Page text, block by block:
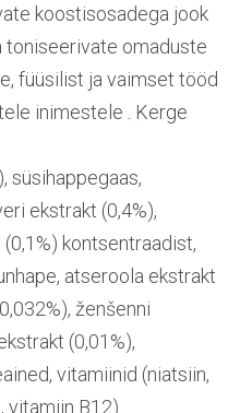
koostisosadega jook
omaduste
füüsilist ja vaimset tööd
inimestele
Kerge
süsihappegaas,
ekstrakt (0,4%),
kontsentraadist,
atseroola ekstrakt
ženšenni
(0,01%),
vitamiinid (niatsiin,
vitamiin B12).